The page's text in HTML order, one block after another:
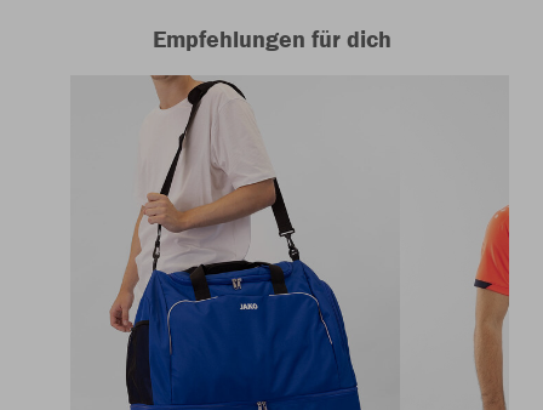
Empfehlungen für dich